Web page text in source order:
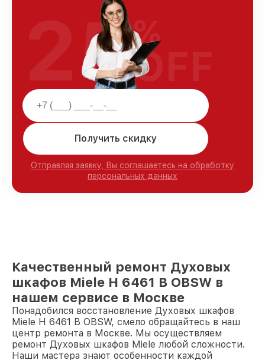
Получить скидку
Отправляя заявку, Вы соглашаетесь на обработку
персональных данных
25%
OFF
Качественный ремонт Духовых
шкафов Miele H 6461 B OBSW в
нашем сервисе в Москве
Понадобился восстановление Духовых шкафов
Miele H 6461 B OBSW, смело обращайтесь в наш
центр ремонта в Москве. Мы осуществляем
ремонт Духовых шкафов Miele любой сложности.
Наши мастера знают особенности каждой